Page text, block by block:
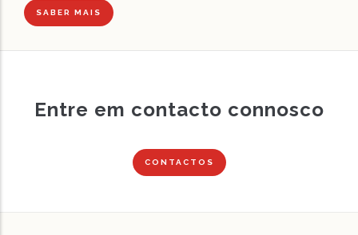
SABER MAIS
Entre em contacto connosco
CONTACTOS